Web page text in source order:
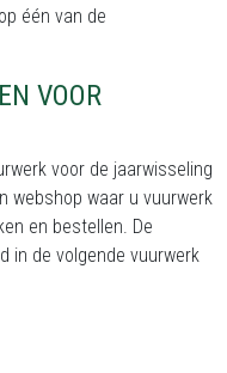
één van de
VOOR
voor de jaarwisseling
webshop waar u vuurwerk
en bestellen. De
in de volgende vuurwerk